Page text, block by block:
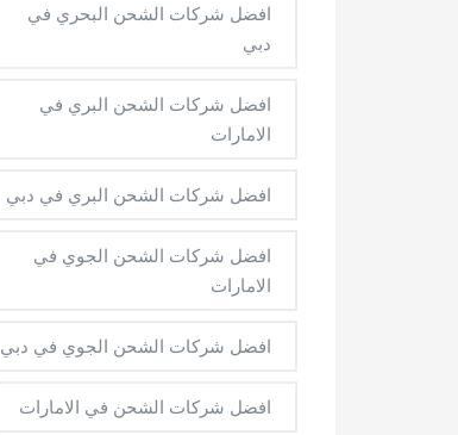
افضل شركات الشحن البحري في
دبي
افضل شركات الشحن البري في
الامارات
افضل شركات الشحن البري في دبي
افضل شركات الشحن الجوي في
الامارات
افضل شركات الشحن الجوي في دبي
افضل شركات الشحن في الامارات